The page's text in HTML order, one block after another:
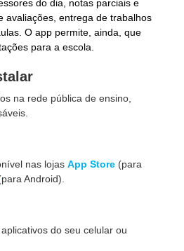
do dia, notas parciais e
avaliações, entrega de trabalhos
O app permite, ainda, que
para a escola.
na rede pública de ensino,
nas lojas App Store (para
Android).
do seu celular ou